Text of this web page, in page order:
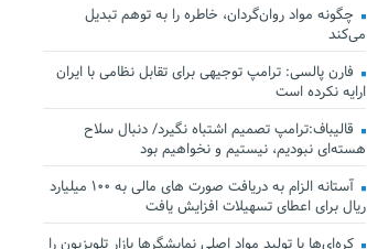
چگونه مواد روان‌گردان، خاطره را به توهم تبدیل
می‌کند
فارن پالسی: ترامپ توجیهی برای تقابل نظامی با ایران
ارایه نکرده است
قالیباف:ترامپ تصمیم اشتباه نگیرد/ دنبال سلاح
هسته‌ای نبودیم، نیستیم و نخواهیم بود
آستانه الزام به دریافت صورت های مالی به ۱۰۰ میلیارد
ریال برای اعطای تسهیلات افزایش یافت